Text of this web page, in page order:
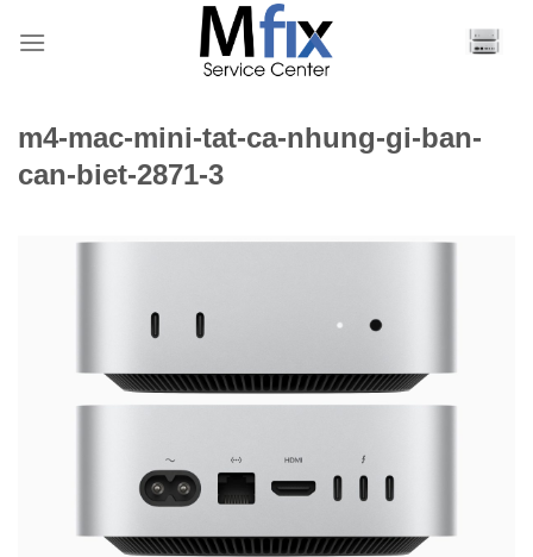
qua
m4-mac-mini-tat-ca-nhung-gi-ban-
can-biet-2871-3